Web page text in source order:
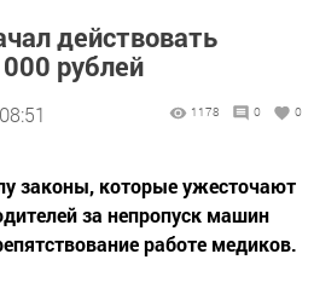
действовать
рублей
1178 0 0
законы, которые ужесточают
за непропуск машин
работе медиков.